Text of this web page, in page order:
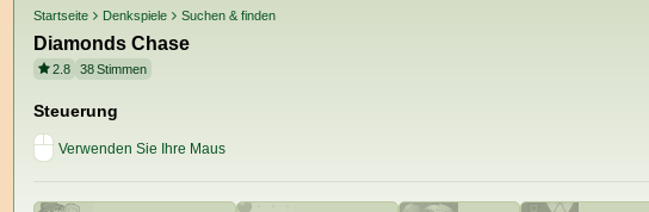
Startseite Denkspiele Suchen & finden
Diamonds Chase
2.8 38Stimmen
Steuerung
Verwenden Sie Ihre Maus